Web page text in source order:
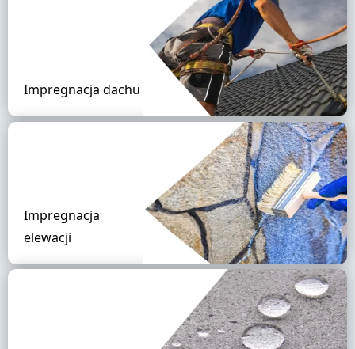
Impregnacja dachu
Impregnacja
elewacji